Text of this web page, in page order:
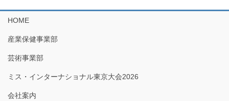
HOME
産業保健事業部
芸術事業部
ミス・インターナショナル東京大会2026
会社案内